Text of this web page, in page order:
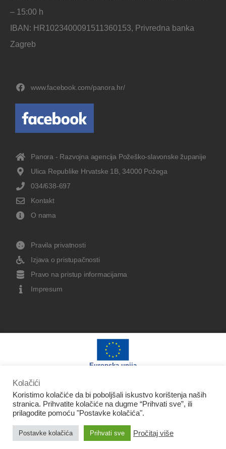
– 15:00 h
IBAN: HR1023400091511360153, Privredna banka
Zagreb
www.facebook.com/panora.hr/
Panora - Razvojna agencija Požeško-slavonske županije
Ulica Republike Hrvatske 1B, 34000 Požega
034/638-697
Kontakt
O nama
Pravila privatnosti
Izjava o pristupačnosti
Pravo na pristup informacijama
Impresum
Europska unija
Europskog fonda za regionalni razvoj.
Kolačići
Koristimo kolačiće da bi poboljšali iskustvo korištenja naših
stranica. Prihvatite kolačiće na dugme “Prihvati sve”, ili
prilagodite pomoću "Postavke kolačića".
Postavke kolačića Prihvati sve Pročitaj više